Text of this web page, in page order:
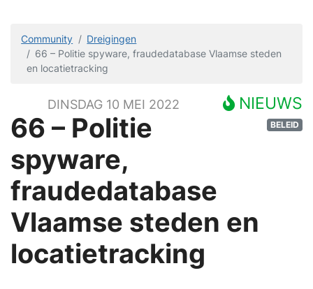
Community
Dreigingen
66 – Politie spyware, fraudedatabase Vlaamse steden
en locatietracking
NIEUWS
BELEID
DINSDAG 10 MEI 2022
66 – Politie
spyware,
fraudedatabase
Vlaamse steden en
locatietracking